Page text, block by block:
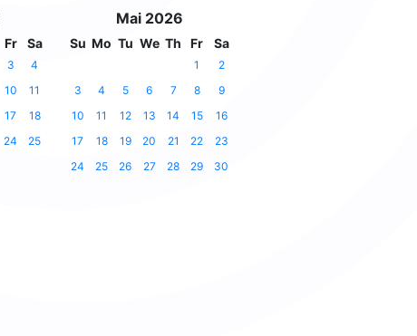
Fr Sa
3
4
10
11
17
18
24
25
Mai 2026
Su Mo Tu We Th Fr Sa
1
2
3
4 5 6 7 8
9
10
11 12 13 14 15
16
17
18 19 20 21 22
23
24
25 26 27 28 29 30